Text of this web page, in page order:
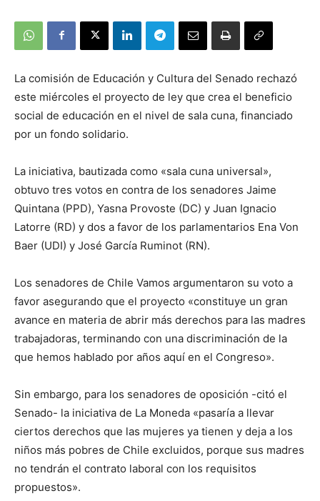
La comisión de Educación y Cultura del Senado rechazó
este miércoles el proyecto de ley que crea el beneficio
social de educación en el nivel de sala cuna, financiado
por un fondo solidario.
La iniciativa, bautizada como «sala cuna universal»,
obtuvo tres votos en contra de los senadores Jaime
Quintana (PPD), Yasna Provoste (DC) y Juan Ignacio
Latorre (RD) y dos a favor de los parlamentarios Ena Von
Baer (UDI) y José García Ruminot (RN).
Los senadores de Chile Vamos argumentaron su voto a
favor asegurando que el proyecto «constituye un gran
avance en materia de abrir más derechos para las madres
trabajadoras, terminando con una discriminación de la
que hemos hablado por años aquí en el Congreso».
Sin embargo, para los senadores de oposición -citó el
Senado- la iniciativa de La Moneda «pasaría a llevar
ciertos derechos que las mujeres ya tienen y deja a los
niños más pobres de Chile excluidos, porque sus madres
no tendrán el contrato laboral con los requisitos
propuestos».